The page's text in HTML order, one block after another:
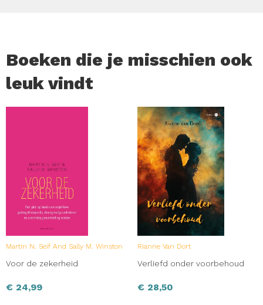
Boeken die je misschien ook
leuk vindt
Martin N. Seif And Sally M. Winston
Voor de zekerheid
€ 24,99
Rianne Van Dort
Verliefd onder voorbehoud
€ 28,50